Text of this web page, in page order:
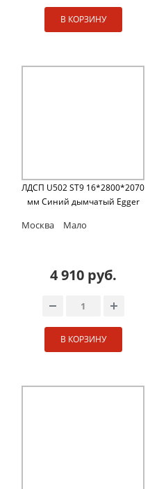
В КОРЗИНУ
ЛДСП U502 ST9 16*2800*2070
мм Синий дымчатый Egger
Москва Мало
4 910 руб.
В КОРЗИНУ